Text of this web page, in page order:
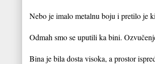
Nebo je imalo metalnu boju i pretilo je
Odmah smo se uputili ka bini.
Bina je bila dosta visoka, a prostor